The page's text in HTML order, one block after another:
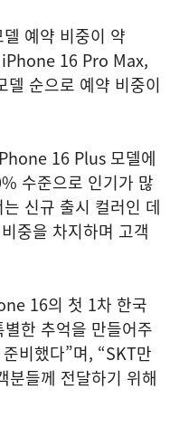
예약 비중이 약
16 Pro Max,
순으로 예약 비중이
16 Plus 모델에
수준으로 인기가 많
신규 출시 컬러인 데
중을 차지하며 고객
16의 첫 1차 한국
한 추억을 만들어주
비했다”며, “SKT만
분들께 전달하기 위해